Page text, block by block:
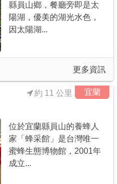
縣員山鄉，餐廳旁即是太
陽湖，優美的湖光水色，
因太陽湖...
更多資訊
宜蘭
約 11 公里
位於宜蘭縣員山的養蜂人
家「蜂采館」是台灣唯一
蜜蜂生態博物館，2001年
成立...